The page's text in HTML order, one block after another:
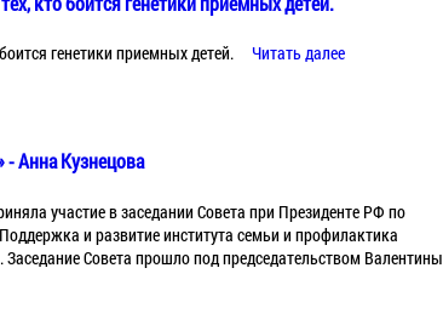
генетики приемных детей. Читать далее
- Анна Кузнецова
участие в заседании Совета при Президенте РФ по
и развитие института семьи и профилактика
Совета прошло под председательством Валентины